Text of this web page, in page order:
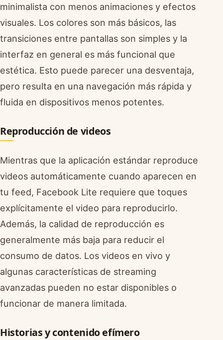
minimalista con menos animaciones y efectos
visuales. Los colores son más básicos, las
transiciones entre pantallas son simples y la
interfaz en general es más funcional que
estética. Esto puede parecer una desventaja,
pero resulta en una navegación más rápida y
fluida en dispositivos menos potentes.
Reproducción de videos
Mientras que la aplicación estándar reproduce
videos automáticamente cuando aparecen en
tu feed, Facebook Lite requiere que toques
explícitamente el video para reproducirlo.
Además, la calidad de reproducción es
generalmente más baja para reducir el
consumo de datos. Los videos en vivo y
algunas características de streaming
avanzadas pueden no estar disponibles o
funcionar de manera limitada.
Historias y contenido efímero